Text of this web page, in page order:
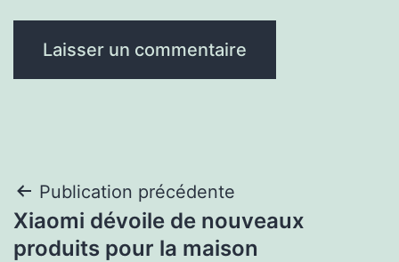
Navigation
de
Publication précédente
Xiaomi dévoile de nouveaux
produits pour la maison